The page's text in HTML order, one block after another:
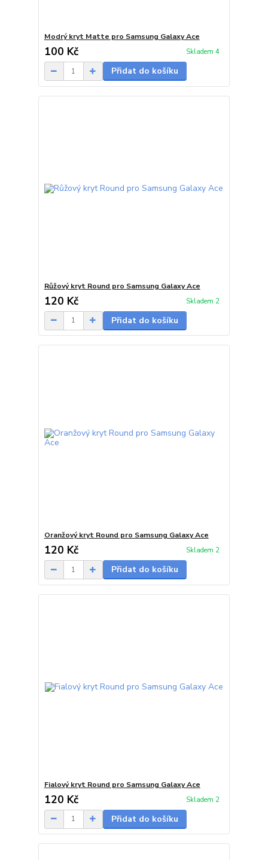
Modrý kryt Matte pro Samsung Galaxy Ace
100 Kč Skladem 4
Přidat do košíku
Růžový kryt Round pro Samsung Galaxy Ace
120 Kč Skladem 2
Přidat do košíku
Oranžový kryt Round pro Samsung Galaxy Ace
120 Kč Skladem 2
Přidat do košíku
Fialový kryt Round pro Samsung Galaxy Ace
120 Kč Skladem 2
Přidat do košíku